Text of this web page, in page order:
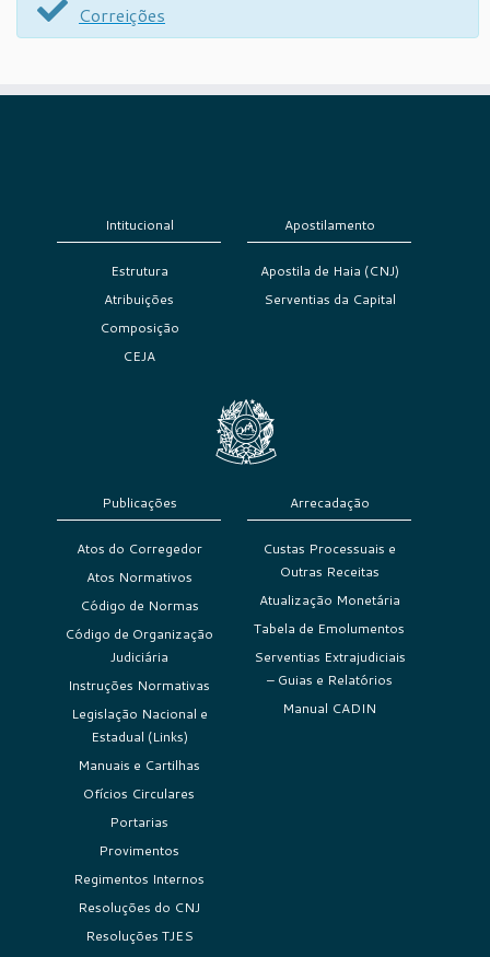
Correições
Intitucional
Estrutura
Atribuições
Composição
CEJA
Apostilamento
Apostila de Haia (CNJ)
Serventias da Capital
Publicações
Atos do Corregedor
Atos Normativos
Código de Normas
Código de Organização
Judiciária
Instruções Normativas
Legislação Nacional e
Estadual (Links)
Manuais e Cartilhas
Ofícios Circulares
Portarias
Provimentos
Regimentos Internos
Resoluções do CNJ
Resoluções TJES
Arrecadação
Custas Processuais e
Outras Receitas
Atualização Monetária
Tabela de Emolumentos
Serventias Extrajudiciais
– Guias e Relatórios
Manual CADIN